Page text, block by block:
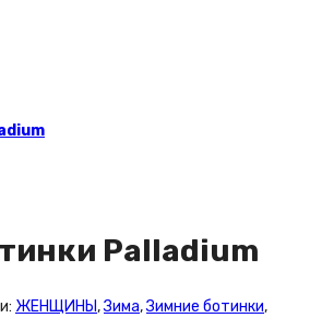
Palladium
ЖЕНЩИНЫ ,Зима,Зимние ботинки,